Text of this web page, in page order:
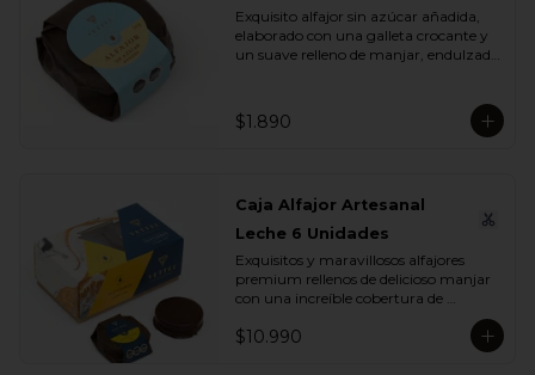
Exquisito alfajor sin azúcar añadida,
elaborado con una galleta crocante y
un suave relleno de manjar, endulzado
azúcar, manteniendo todo el sabor y
la textura que buscas.
$1.890
Caja Alfajor Artesanal
Leche 6 Unidades
Exquisitos y maravillosos alfajores
premium rellenos de delicioso manjar
con una increíble cobertura de
compartir con quienes más queremos.
$10.990